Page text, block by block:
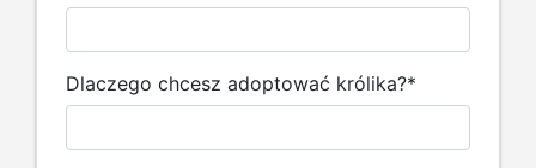
Dlaczego chcesz adoptować królika?*